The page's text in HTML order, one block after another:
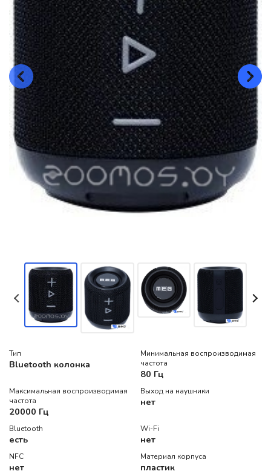
Тип
Bluetooth колонка
Минимальная воспроизводимая
частота
80 Гц
Максимальная воспроизводимая
частота
20000 Гц
Выход на наушники
нет
Bluetooth
есть
Wi-Fi
нет
NFC
нет
Материал корпуса
пластик